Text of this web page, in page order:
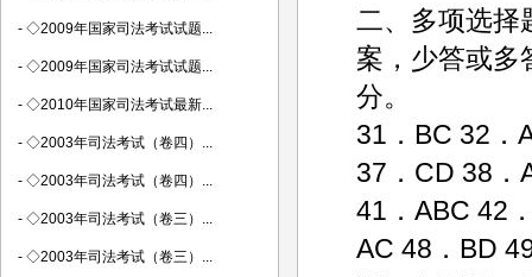
二、多项选择
案，少答或多
分。
31．BC 32．
37．CD 38．
41．ABC 42
AC 48．BD
- ◇2009年国家司法考试试题...
- ◇2009年国家司法考试试题...
- ◇2010年国家司法考试最新...
- ◇2003年司法考试（卷四）...
- ◇2003年司法考试（卷四）...
- ◇2003年司法考试（卷三）...
- ◇2003年司法考试（卷三）...